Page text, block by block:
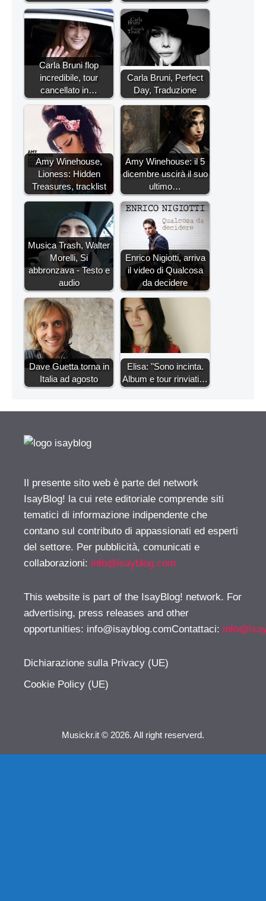
Carla Bruni flop
incredibile, tour
cancellato in…
Carla Bruni, Perfect
Day, Traduzione
Amy Winehouse,
Lioness: Hidden
Treasures, tracklist
Amy Winehouse: il 5
dicembre uscirà il suo
ultimo…
Musica Trash, Walter
Morelli, Si
abbronzava - Testo e
audio
Enrico Nigiotti, arriva
il video di Qualcosa
da decidere
Dave Guetta torna in
Italia ad agosto
Elisa: "Sono incinta.
Album e tour rinviati…
Il presente sito web è parte del network
IsayBlog! la cui rete editoriale comprende siti
tematici di informazione indipendente che
contano sul contributo di appassionati ed esperti
del settore. Per pubblicità, comunicati e
collaborazioni: info@isayblog.com
This website is part of the IsayBlog! network. For
advertising, press releases and other
opportunities: info@isayblog.comContattaci:
Dichiarazione sulla Privacy (UE)
Cookie Policy (UE)
Musickr.it © 2026. All right reserverd.